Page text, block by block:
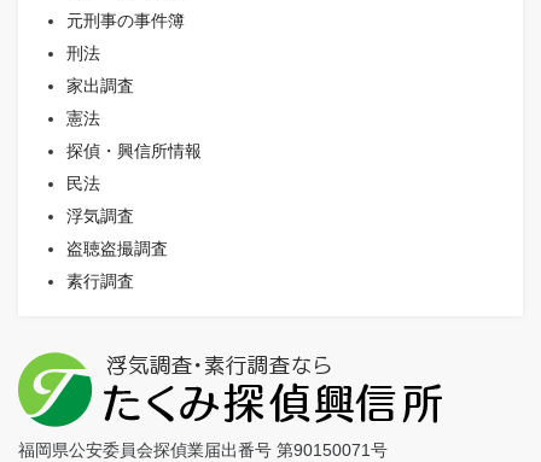
元刑事の事件簿
刑法
家出調査
憲法
探偵・興信所情報
民法
浮気調査
盗聴盗撮調査
素行調査
福岡県公安委員会探偵業届出番号 第90150071号